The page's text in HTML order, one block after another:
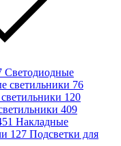
Светодиодные
светильники 76
120
409
Накладные
127 Подсветки для